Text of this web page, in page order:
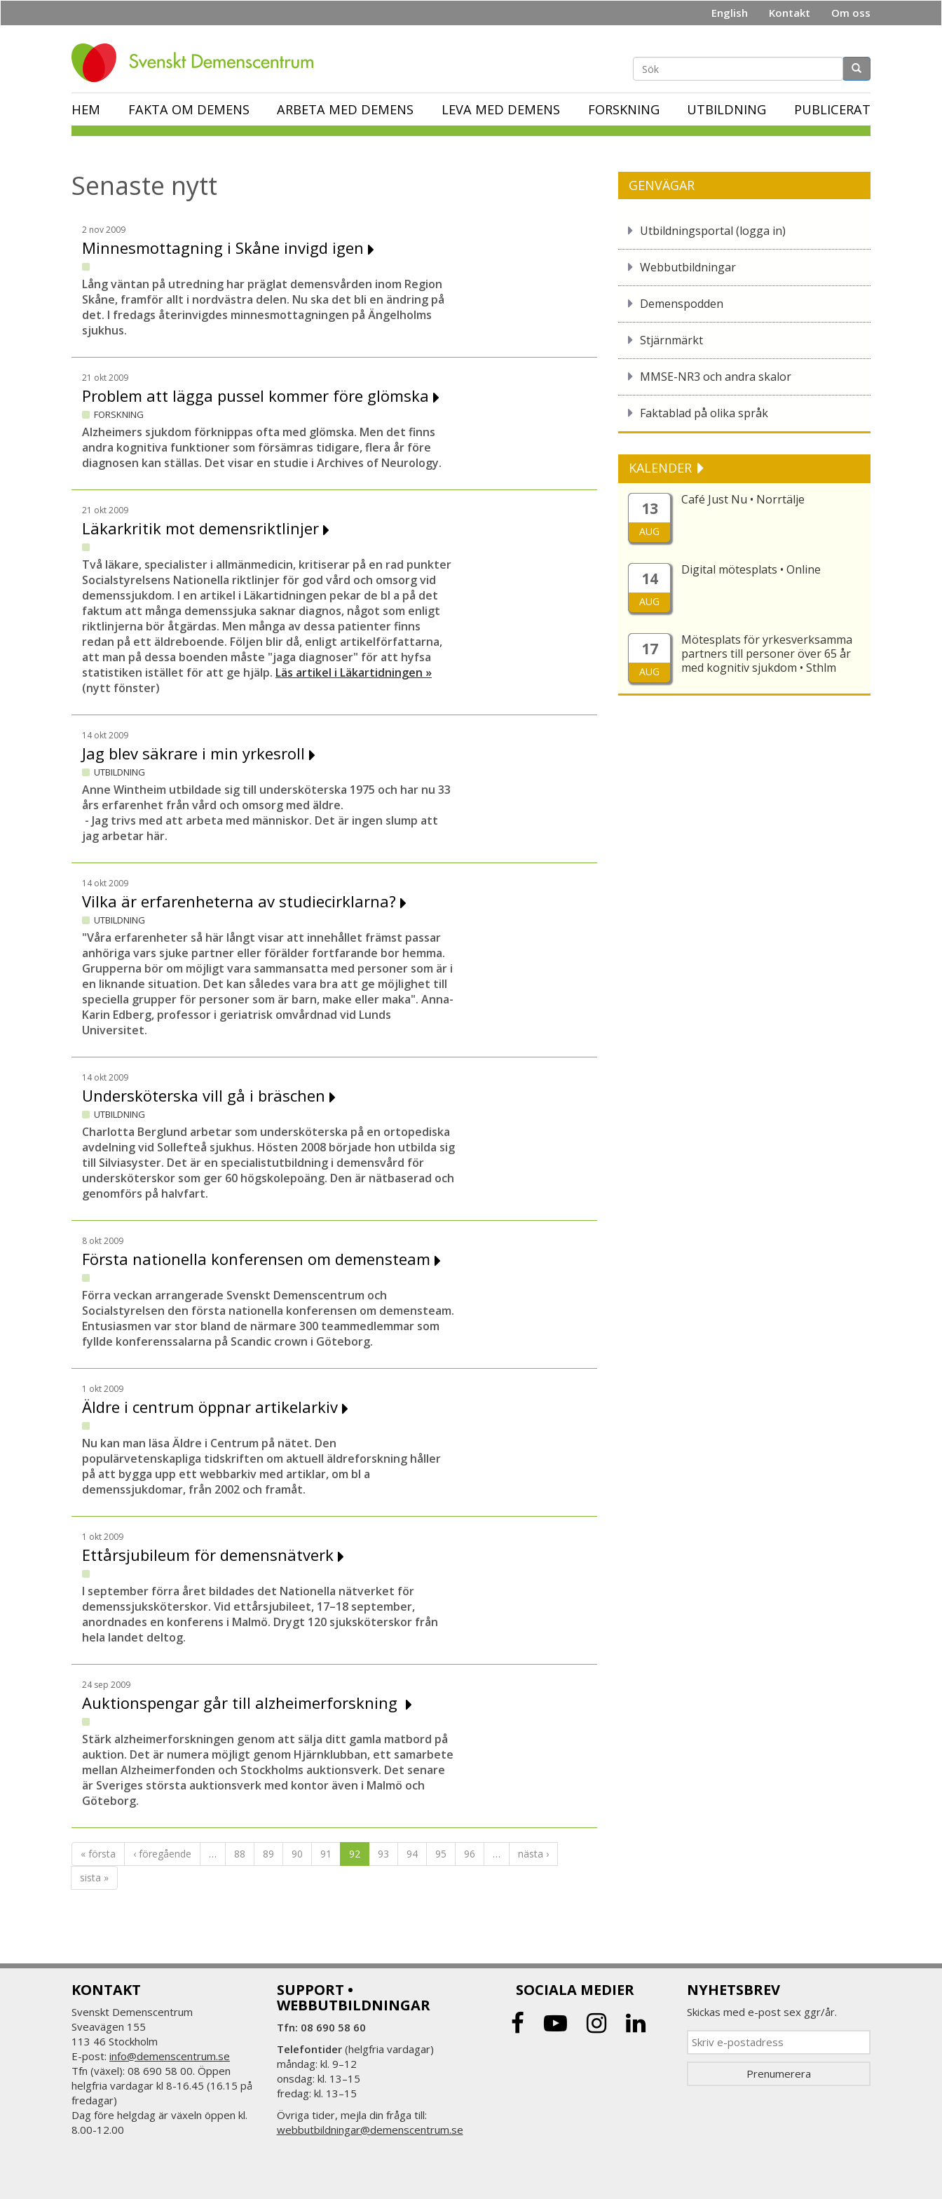
English Kontakt Om oss
Sökformulär
HEM FAKTA OM DEMENS ARBETA MED DEMENS LEVA MED DEMENS FORSKNING UTBILDNING PUBLICERAT
Senaste nytt
2 nov 2009
Minnesmottagning i Skåne invigd igen
Lång väntan på utredning har präglat demensvården inom Region
Skåne, framför allt i nordvästra delen. Nu ska det bli en ändring på
det. I fredags återinvigdes minnesmottagningen på Ängelholms
sjukhus.
21 okt 2009
Problem att lägga pussel kommer före glömska
FORSKNING
Alzheimers sjukdom förknippas ofta med glömska. Men det finns
andra kognitiva funktioner som försämras tidigare, flera år före
diagnosen kan ställas. Det visar en studie i Archives of Neurology.
21 okt 2009
Läkarkritik mot demensriktlinjer
Två läkare, specialister i allmänmedicin, kritiserar på en rad punkter
Socialstyrelsens Nationella riktlinjer för god vård och omsorg vid
demenssjukdom. I en artikel i Läkartidningen pekar de bl a på det
faktum att många demenssjuka saknar diagnos, något som enligt
riktlinjerna bör åtgärdas. Men många av dessa patienter finns
redan på ett äldreboende. Följen blir då, enligt artikelförfattarna,
att man på dessa boenden måste "jaga diagnoser" för att hyfsa
statistiken istället för att ge hjälp. Läs artikel i Läkartidningen »
(nytt fönster)
14 okt 2009
Jag blev säkrare i min yrkesroll
UTBILDNING
Anne Wintheim utbildade sig till undersköterska 1975 och har nu 33
års erfarenhet från vård och omsorg med äldre.
- Jag trivs med att arbeta med människor. Det är ingen slump att
jag arbetar här.
14 okt 2009
Vilka är erfarenheterna av studiecirklarna?
UTBILDNING
"Våra erfarenheter så här långt visar att innehållet främst passar
anhöriga vars sjuke partner eller förälder fortfarande bor hemma.
Grupperna bör om möjligt vara sammansatta med personer som är i
en liknande situation. Det kan således vara bra att ge möjlighet till
speciella grupper för personer som är barn, make eller maka". Anna-
Karin Edberg, professor i geriatrisk omvårdnad vid Lunds
Universitet.
14 okt 2009
Undersköterska vill gå i bräschen
UTBILDNING
Charlotta Berglund arbetar som undersköterska på en ortopediska
avdelning vid Sollefteå sjukhus. Hösten 2008 började hon utbilda sig
till Silviasyster. Det är en specialistutbildning i demensvård för
undersköterskor som ger 60 högskolepoäng. Den är nätbaserad och
genomförs på halvfart.
8 okt 2009
Första nationella konferensen om demensteam
Förra veckan arrangerade Svenskt Demenscentrum och
Socialstyrelsen den första nationella konferensen om demensteam.
Entusiasmen var stor bland de närmare 300 teammedlemmar som
fyllde konferenssalarna på Scandic crown i Göteborg.
1 okt 2009
Äldre i centrum öppnar artikelarkiv
Nu kan man läsa Äldre i Centrum på nätet. Den
populärvetenskapliga tidskriften om aktuell äldreforskning håller
på att bygga upp ett webbarkiv med artiklar, om bl a
demenssjukdomar, från 2002 och framåt.
1 okt 2009
Ettårsjubileum för demensnätverk
I september förra året bildades det Nationella nätverket för
demenssjuksköterskor. Vid ettårsjubileet, 17–18 september,
anordnades en konferens i Malmö. Drygt 120 sjuksköterskor från
hela landet deltog.
24 sep 2009
Auktionspengar går till alzheimerforskning
Stärk alzheimerforskningen genom att sälja ditt gamla matbord på
auktion. Det är numera möjligt genom Hjärnklubban, ett samarbete
mellan Alzheimerfonden och Stockholms auktionsverk. Det senare
är Sveriges största auktionsverk med kontor även i Malmö och
Göteborg.
« första ‹ föregående … 88 89 90 91 92 93 94 95 96 …
nästa ›
sista »
GENVÄGAR
Utbildningsportal (logga in)
Webbutbildningar
Demenspodden
Stjärnmärkt
MMSE-NR3 och andra skalor
Faktablad på olika språk
KALENDER
13
AUG
Café Just Nu • Norrtälje
14
AUG
Digital mötesplats • Online
17
AUG
Mötesplats för yrkesverksamma
partners till personer över 65 år
med kognitiv sjukdom • Sthlm
KONTAKT
Svenskt Demenscentrum
Sveavägen 155
113 46 Stockholm
E-post: info@demenscentrum.se
Tfn (växel): 08 690 58 00. Öppen
helgfria vardagar kl 8-16.45 (16.15 på
fredagar)
Dag före helgdag är växeln öppen kl.
8.00-12.00
SUPPORT •
WEBBUTBILDNINGAR
Tfn: 08 690 58 60
Telefontider(helgfria vardagar)
måndag: kl. 9–12
onsdag: kl. 13–15
fredag: kl. 13–15
Övriga tider, mejla din fråga till:
webbutbildningar@demenscentrum.se
SOCIALA MEDIER NYHETSBREV
Skickas med e-post sex ggr/år.